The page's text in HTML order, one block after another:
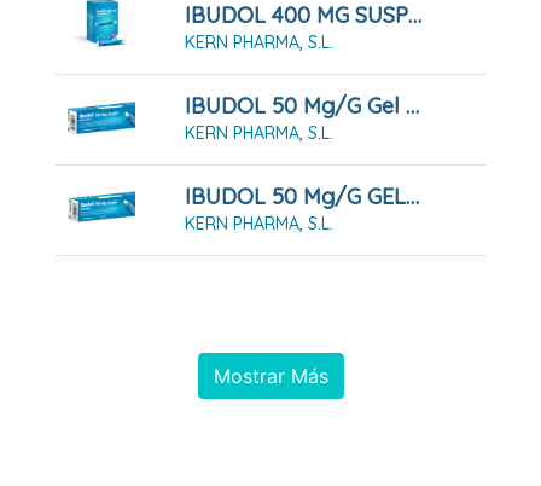
IBUDOL 400 MG SUSPENSION ORAL , 20 Sobres
KERN PHARMA, S.L.
IBUDOL 50 Mg/g Gel , 1 Tubo De 30 G
KERN PHARMA, S.L.
IBUDOL 50 Mg/g GEL , 1 Tubo De 60 G
KERN PHARMA, S.L.
Mostrar Más